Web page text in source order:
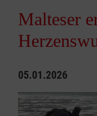
Malteser
05.01.2026